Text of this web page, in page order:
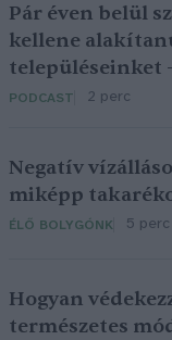
Pár éven belül
kellene
településeinket
PODCAST 2 perc
Negatív
miképp
ÉLŐ BOLYGÓNK 5 perc
Hogyan
természetes